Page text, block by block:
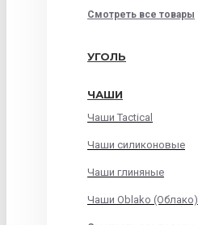
Смотреть все товары
УГОЛЬ
ЧАШИ
Чаши Tactical
Чаши силиконовые
Чаши глиняные
Чаши Oblako (Облако)